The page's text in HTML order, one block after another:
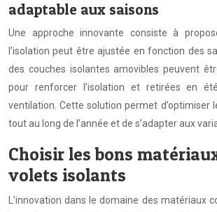
adaptable aux saisons
Une approche innovante consiste à
l’isolation peut être ajustée en fonction des
des couches isolantes amovibles peuvent
pour renforcer l’isolation et retirées en
ventilation. Cette solution permet d’optimiser
tout au long de l’année et de s’adapter aux
Choisir les bons
volets isolants
L’innovation dans le domaine des matériaux